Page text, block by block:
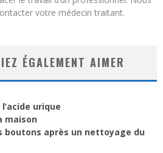
votre médecin traitant.
ÉGALEMENT AIMER
urique
maison
boutons après un nettoyage du